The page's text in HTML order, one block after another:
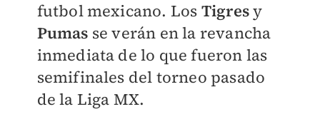
futbol mexicano. Los Tigresy
Pumas se verán en la revancha
inmediata de lo que fueron las
semifinales del torneo pasado
de la Liga MX.